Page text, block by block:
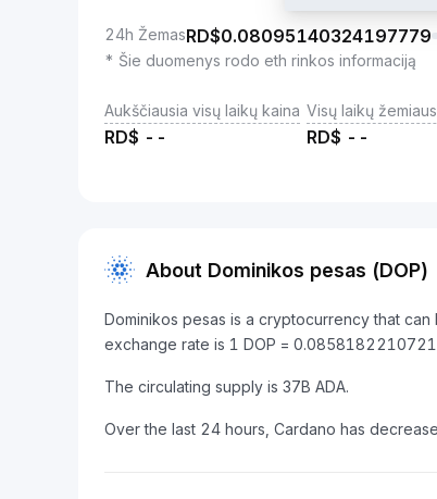
24h ŽemasRD$0.08095140324197779
* Šie duomenys rodo eth rinkos informaciją
Aukščiausia visų laikų kaina
RD$ --
Visų laikų
RD$ --
About Dominikos pesas (DOP)
Dominikos pesas is a cryptocurrency that
exchange rate is 1 DOP =
The circulating supply is 37B ADA.
Over the last 24 hours, Cardano has